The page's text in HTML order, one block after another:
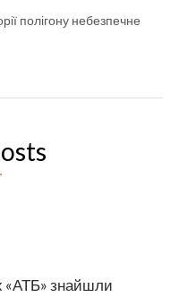
полігону небезпечне
«АТБ» знайшли